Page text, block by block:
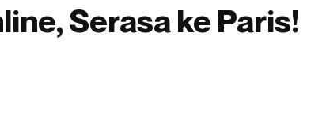
Serasa ke Paris!